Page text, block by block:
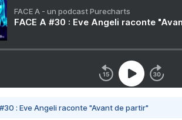
FACE A - un podcast Purecharts
FACE A #30 : Eve Angeli raconte
#30 : Eve Angeli raconte "Avant de partir"